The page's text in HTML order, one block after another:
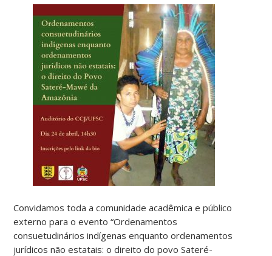
Convidamos toda a comunidade acadêmica e público
externo para o evento “Ordenamentos
consuetudinários indígenas enquanto ordenamentos
jurídicos não estatais: o direito do povo Sateré-